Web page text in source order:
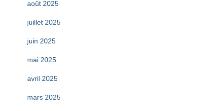
août 2025
juillet 2025
juin 2025
mai 2025
avril 2025
mars 2025